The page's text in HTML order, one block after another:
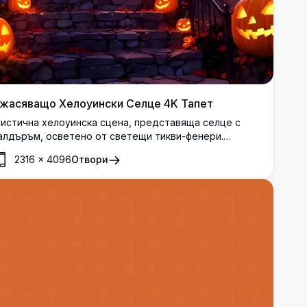
Хелоуински Селце 4K Тапет
хелоуинска сцена, представяща селце с
осветено от светещи тикви-фенери.
архитектура с топли оранжеви прозорци
омайваща атмосфера под пълната луна,
прилепи танцуват през виолетовото нощно
2316 × 4096Отвори